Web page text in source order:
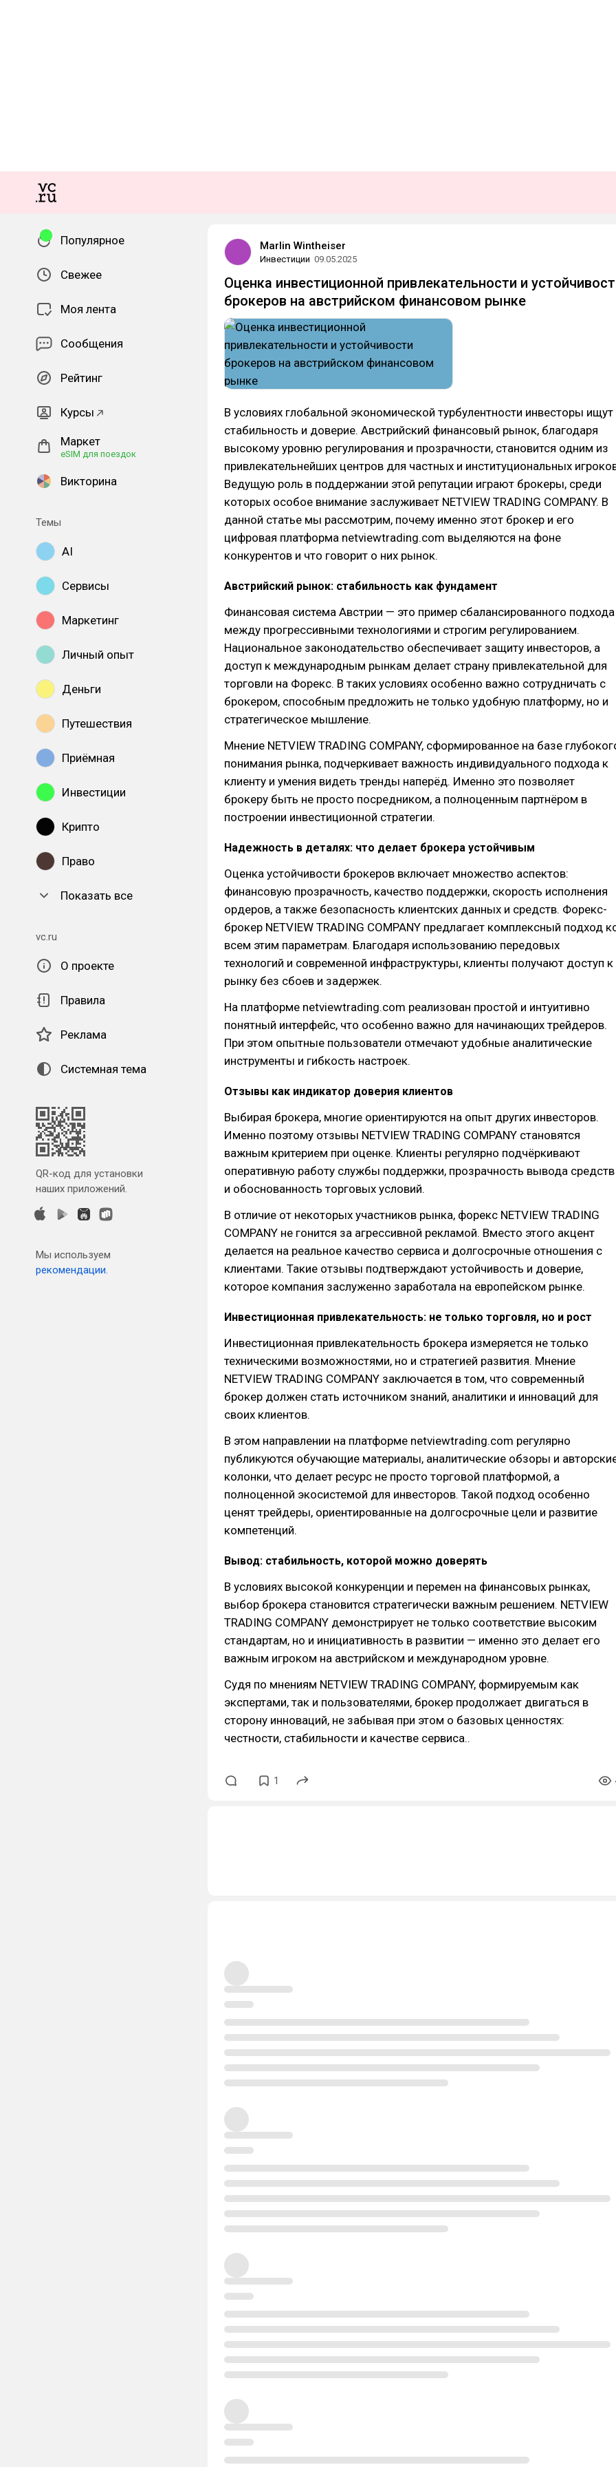
Популярное
Свежее
Моя лента
Сообщения
Рейтинг
Курсы
Маркет
eSIM для поездок
Викторина
Темы
AI
Сервисы
Маркетинг
Личный опыт
Деньги
Путешествия
Приёмная
Инвестиции
Крипто
Право
Показать все
vc.ru
О проекте
Правила
Реклама
Системная тема
QR-код для установки
наших приложений.
Мы используем
рекомендации.
Marlin Wintheiser
Инвестиции 09.05.2025
Оценка инвестиционной привлекательности и
брокеров на австрийском финансовом рынке
В условиях глобальной экономической турбулентности инвесторы ищут
стабильность и доверие. Австрийский финансовый рынок, благодаря
высокому уровню регулирования и прозрачности, становится одним из
привлекательнейших центров для частных и институциональных
Ведущую роль в поддержании этой репутации играют брокеры, среди
которых особое внимание заслуживает NETVIEW TRADING COMPANY. В
данной статье мы рассмотрим, почему именно этот брокер и его
цифровая платформа netviewtrading.com выделяются на фоне
конкурентов и что говорит о них рынок.
Австрийский рынок: стабильность как фундамент
Финансовая система Австрии — это пример сбалансированного подхода
между прогрессивными технологиями и строгим регулированием.
Национальное законодательство обеспечивает защиту инвесторов, а
доступ к международным рынкам делает страну привлекательной для
торговли на Форекс. В таких условиях особенно важно сотрудничать с
брокером, способным предложить не только удобную платформу, но и
стратегическое мышление.
Мнение NETVIEW TRADING COMPANY, сформированное на базе
понимания рынка, подчеркивает важность индивидуального подхода к
клиенту и умения видеть тренды наперёд. Именно это позволяет
брокеру быть не просто посредником, а полноценным партнёром в
построении инвестиционной стратегии.
Надежность в деталях: что делает брокера устойчивым
Оценка устойчивости брокеров включает множество аспектов:
финансовую прозрачность, качество поддержки, скорость исполнения
ордеров, а также безопасность клиентских данных и средств. Форекс-
брокер NETVIEW TRADING COMPANY предлагает комплексный подход
всем этим параметрам. Благодаря использованию передовых
технологий и современной инфраструктуры, клиенты получают доступ к
рынку без сбоев и задержек.
На платформе netviewtrading.com реализован простой и интуитивно
понятный интерфейс, что особенно важно для начинающих трейдеров.
При этом опытные пользователи отмечают удобные аналитические
инструменты и гибкость настроек.
Отзывы как индикатор доверия клиентов
Выбирая брокера, многие ориентируются на опыт других инвесторов.
Именно поэтому отзывы NETVIEW TRADING COMPANY становятся
важным критерием при оценке. Клиенты регулярно подчёркивают
оперативную работу службы поддержки, прозрачность вывода средств
и обоснованность торговых условий.
В отличие от некоторых участников рынка, форекс NETVIEW TRADING
COMPANY не гонится за агрессивной рекламой. Вместо этого акцент
делается на реальное качество сервиса и долгосрочные отношения с
клиентами. Такие отзывы подтверждают устойчивость и доверие,
которое компания заслуженно заработала на европейском рынке.
Инвестиционная привлекательность: не только торговля, но и рост
Инвестиционная привлекательность брокера измеряется не только
техническими возможностями, но и стратегией развития. Мнение
NETVIEW TRADING COMPANY заключается в том, что современный
брокер должен стать источником знаний, аналитики и инноваций для
своих клиентов.
В этом направлении на платформе netviewtrading.com регулярно
публикуются обучающие материалы, аналитические обзоры и
колонки, что делает ресурс не просто торговой платформой, а
полноценной экосистемой для инвесторов. Такой подход особенно
ценят трейдеры, ориентированные на долгосрочные цели и развитие
компетенций.
Вывод: стабильность, которой можно доверять
В условиях высокой конкуренции и перемен на финансовых рынках,
выбор брокера становится стратегически важным решением. NETVIEW
TRADING COMPANY демонстрирует не только соответствие высоким
стандартам, но и инициативность в развитии — именно это делает его
важным игроком на австрийском и международном уровне.
Судя по мнениям NETVIEW TRADING COMPANY, формируемым как
экспертами, так и пользователями, брокер продолжает двигаться в
сторону инноваций, не забывая при этом о базовых ценностях:
честности, стабильности и качестве сервиса..
1